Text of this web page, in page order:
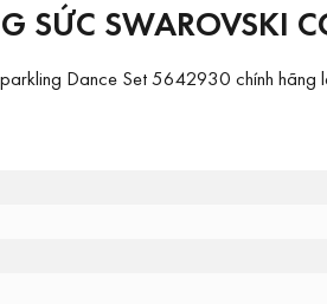
SỨC SWAROVSKI
Dance Set 5642930 chính hãng